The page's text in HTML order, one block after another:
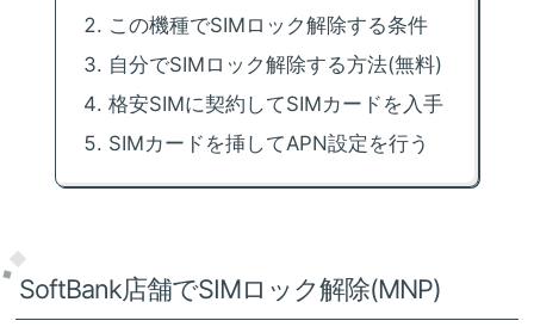
この機種でSIMロック解除する条件
自分でSIMロック解除する方法(無料)
格安SIMに契約してSIMカードを入手
SIMカードを挿してAPN設定を行う
SoftBank店舗でSIMロック解除(MNP)